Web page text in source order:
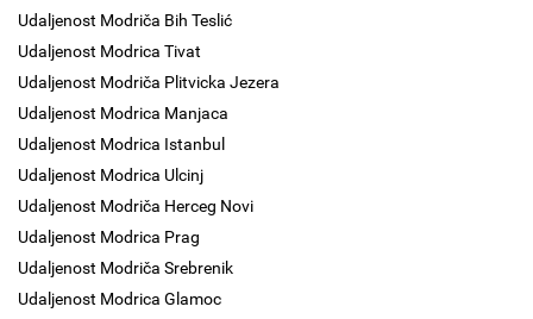
Udaljenost Modriča Bih Teslić
Udaljenost Modrica Tivat
Udaljenost Modriča Plitvicka Jezera
Udaljenost Modrica Manjaca
Udaljenost Modrica Istanbul
Udaljenost Modrica Ulcinj
Udaljenost Modriča Herceg Novi
Udaljenost Modrica Prag
Udaljenost Modriča Srebrenik
Udaljenost Modrica Glamoc